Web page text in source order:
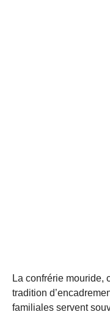
La confrérie mouride,
tradition
familiales servent